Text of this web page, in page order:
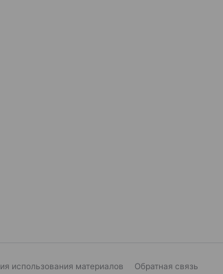
использования материалов Обратная связь